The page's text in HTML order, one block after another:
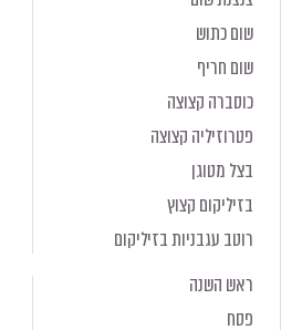
שום כתוש
שום חריף
כוסברה קצוצה
פטרוזיליה קצוצה
בצל מטוגן
בזיליקום קצוץ
רוטב עגבניות בזיליקום
ראש השנה
פסח